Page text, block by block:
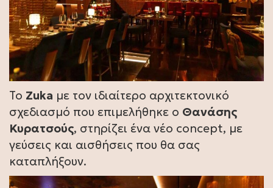
Το Zuka με τον ιδιαίτερο αρχιτεκτονικό
σχεδιασμό που επιμελήθηκε ο Θανάσης
Κυρατσούς, στηρίζει ένα νέο concept, με
γεύσεις και αισθήσεις που θα σας
καταπλήξουν.